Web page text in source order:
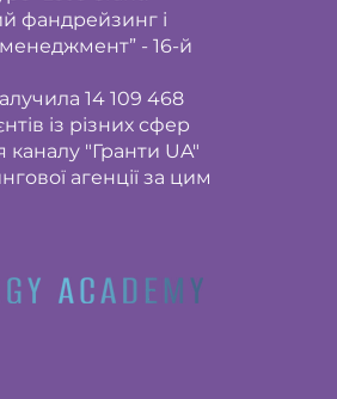
фандрейзинг і
- 16-й
14 109 468
із різних сфер
"Гранти UA"
агенції за цим